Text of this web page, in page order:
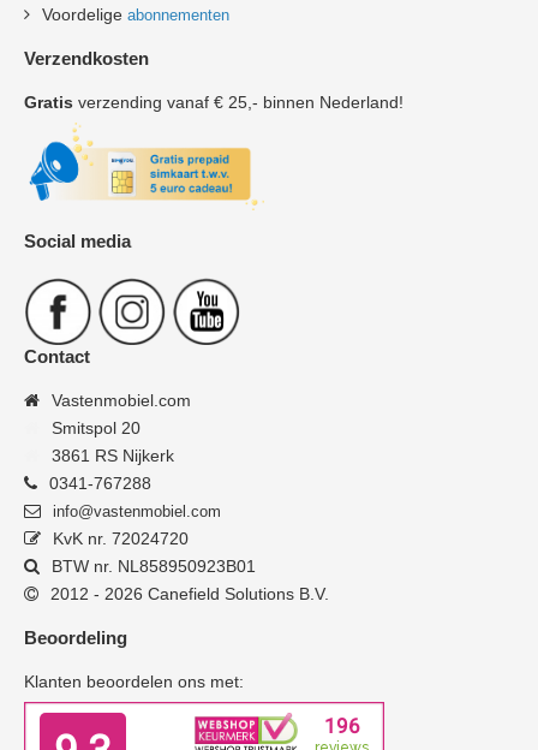
Voordelige abonnementen
Verzendkosten
Gratis verzending vanaf € 25,- binnen Nederland!
Social media
Contact
Vastenmobiel.com
Smitspol 20
3861 RS Nijkerk
0341-767288
info@vastenmobiel.com
KvK nr. 72024720
BTW nr. NL858950923B01
2012 - 2026 Canefield Solutions B.V.
Beoordeling
Klanten beoordelen ons met: